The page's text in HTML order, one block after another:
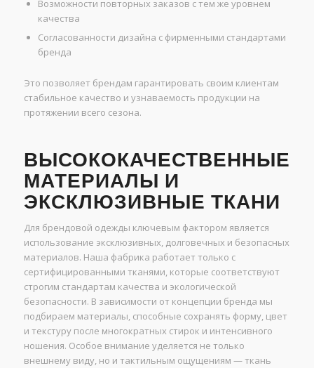
Возможности повторных заказов с тем же уровнем
качества
Согласованности дизайна с фирменными стандартами
бренда
Это позволяет брендам гарантировать своим клиентам
стабильное качество и узнаваемость продукции на
протяжении всего сезона.
ВЫСОКОКАЧЕСТВЕННЫЕ
МАТЕРИАЛЫ И
ЭКСКЛЮЗИВНЫЕ ТКАНИ
Для брендовой одежды ключевым фактором является
использование эксклюзивных, долговечных и безопасных
материалов. Наша фабрика работает только с
сертифицированными тканями, которые соответствуют
строгим стандартам качества и экологической
безопасности. В зависимости от концепции бренда мы
подбираем материалы, способные сохранять форму, цвет
и текстуру после многократных стирок и интенсивного
ношения. Особое внимание уделяется не только
внешнему виду, но и тактильным ощущениям — ткань